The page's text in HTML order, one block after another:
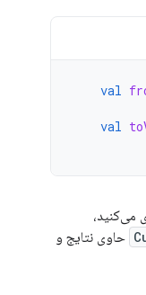
val
val
می‌کنید،
حاوی نتایج و